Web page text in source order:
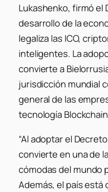
Lukashenko, firmó el
desarrollo de la
legaliza las ICO,
inteligentes. La
convierte a
jurisdicción mundial
general de las
tecnología
“Al adoptar el
convierte en una de
cómodas del mundo
Además, el país